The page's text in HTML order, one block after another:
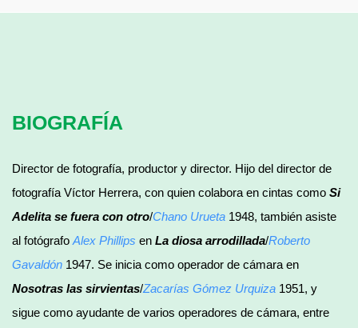
BIOGRAFÍA
Director de fotografía, productor y director. Hijo del director de
fotografía Víctor Herrera, con quien colabora en cintas como Si
Adelita se fuera con otro/Chano Urueta 1948, también asiste
al fotógrafo Alex Phillips en La diosa arrodillada/Roberto
Gavaldón 1947. Se inicia como operador de cámara en
Nosotras las sirvientas/Zacarías Gómez Urquiza 1951, y
sigue como ayudante de varios operadores de cámara, entre